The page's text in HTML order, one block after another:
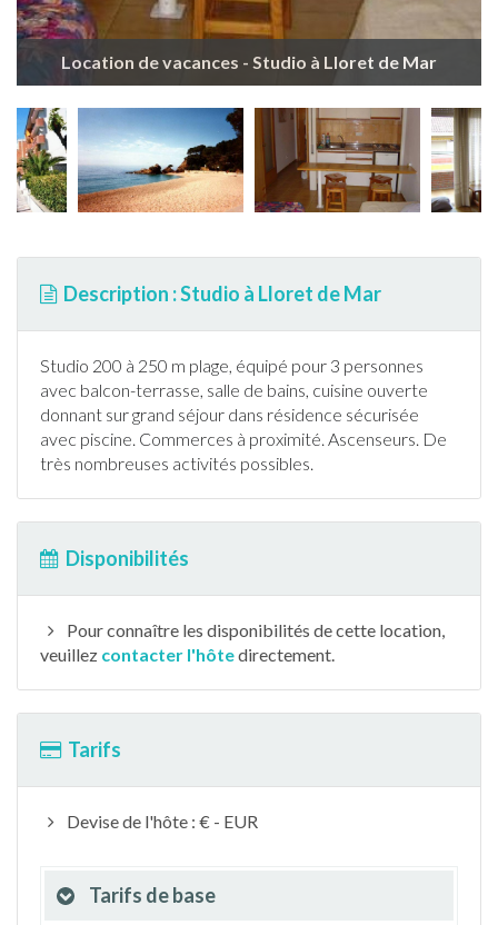
Location de vacances - Studio à Lloret de Mar
Description : Studio à Lloret de Mar
Studio 200 à 250 m plage, équipé pour 3 personnes
avec balcon-terrasse, salle de bains, cuisine ouverte
donnant sur grand séjour dans résidence sécurisée
avec piscine. Commerces à proximité. Ascenseurs. De
très nombreuses activités possibles.
Disponibilités
Pour connaître les disponibilités de cette location,
veuillez contacter l'hôtedirectement.
Tarifs
Devise de l'hôte : € - EUR
Tarifs de base